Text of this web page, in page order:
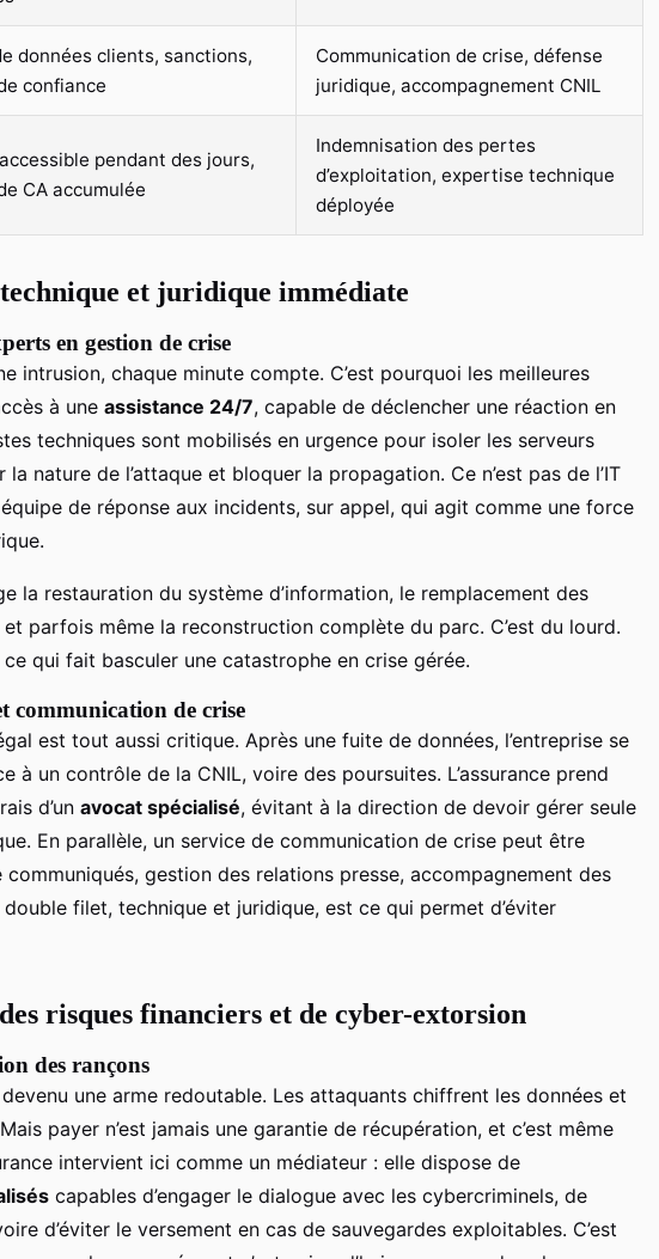
données clients, sanctions,
confiance
Communication de crise, défense
juridique, accompagnement CNIL
pendant des jours,
CA accumulée
Indemnisation des pertes
d’exploitation, expertise technique
déployée
technique et juridique immédiate
en gestion de crise
intrusion, chaque minute compte. C’est pourquoi les meilleures
à une assistance 24/7, capable de déclencher une réaction en
techniques sont mobilisés en urgence pour isoler les serveurs
la nature de l’attaque et bloquer la propagation. Ce n’est pas de l’IT
équipe de réponse aux incidents, sur appel, qui agit comme une force
la restauration du système d’information, le remplacement des
parfois même la reconstruction complète du parc. C’est du lourd.
ce qui fait basculer une catastrophe en crise gérée.
communication de crise
est tout aussi critique. Après une fuite de données, l’entreprise se
à un contrôle de la CNIL, voire des poursuites. L’assurance prend
d’un avocat spécialisé, évitant à la direction de devoir gérer seule
En parallèle, un service de communication de crise peut être
gestion des relations presse, accompagnement des
filet, technique et juridique, est ce qui permet d’éviter
risques financiers et de cyber-extorsion
des rançons
une arme redoutable. Les attaquants chiffrent les données et
payer n’est jamais une garantie de récupération, et c’est même
intervient ici comme un médiateur : elle dispose de
capables d’engager le dialogue avec les cybercriminels, de
d’éviter le versement en cas de sauvegardes exploitables. C’est